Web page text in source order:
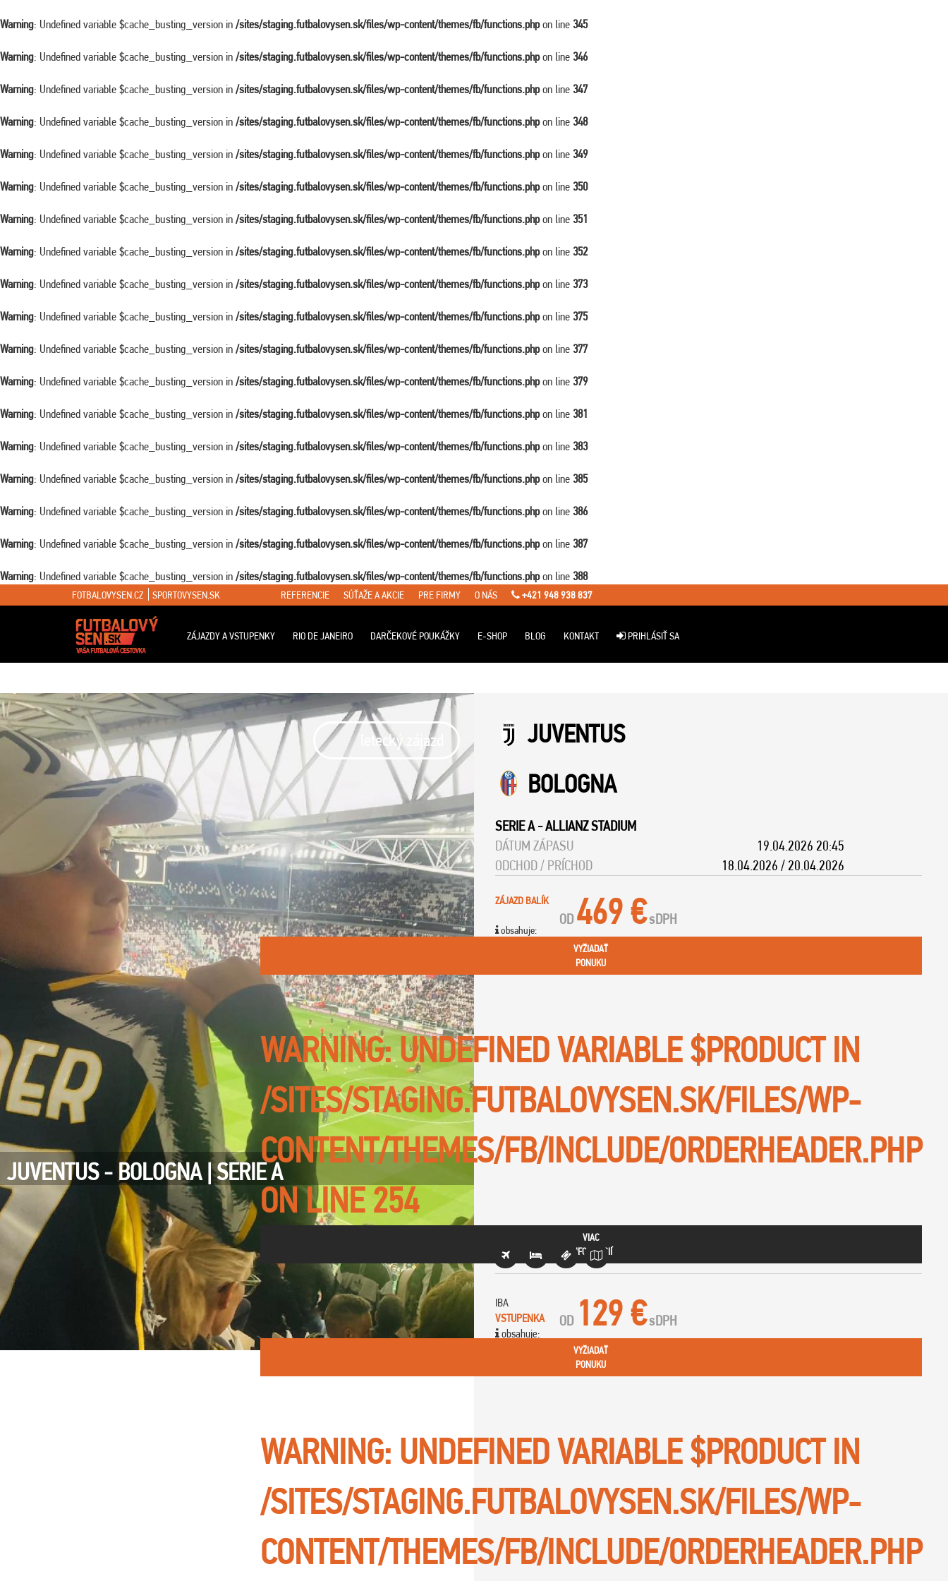
Warning: Undefined variable $cache_busting_version in /sites/staging.futbalovysen.sk/files/wp-content/themes/fb/functions.phpon line 345
Warning: Undefined variable $cache_busting_version in /sites/staging.futbalovysen.sk/files/wp-content/themes/fb/functions.phpon line 346
Warning: Undefined variable $cache_busting_version in /sites/staging.futbalovysen.sk/files/wp-content/themes/fb/functions.phpon line 347
Warning: Undefined variable $cache_busting_version in /sites/staging.futbalovysen.sk/files/wp-content/themes/fb/functions.phpon line 348
Warning: Undefined variable $cache_busting_version in /sites/staging.futbalovysen.sk/files/wp-content/themes/fb/functions.phpon line 349
Warning: Undefined variable $cache_busting_version in /sites/staging.futbalovysen.sk/files/wp-content/themes/fb/functions.phpon line 350
Warning: Undefined variable $cache_busting_version in /sites/staging.futbalovysen.sk/files/wp-content/themes/fb/functions.phpon line 351
Warning: Undefined variable $cache_busting_version in /sites/staging.futbalovysen.sk/files/wp-content/themes/fb/functions.phpon line 352
Warning: Undefined variable $cache_busting_version in /sites/staging.futbalovysen.sk/files/wp-content/themes/fb/functions.phpon line 373
Warning: Undefined variable $cache_busting_version in /sites/staging.futbalovysen.sk/files/wp-content/themes/fb/functions.phpon line 375
Warning: Undefined variable $cache_busting_version in /sites/staging.futbalovysen.sk/files/wp-content/themes/fb/functions.phpon line 377
Warning: Undefined variable $cache_busting_version in /sites/staging.futbalovysen.sk/files/wp-content/themes/fb/functions.phpon line 379
Warning: Undefined variable $cache_busting_version in /sites/staging.futbalovysen.sk/files/wp-content/themes/fb/functions.phpon line 381
Warning: Undefined variable $cache_busting_version in /sites/staging.futbalovysen.sk/files/wp-content/themes/fb/functions.phpon line 383
Warning: Undefined variable $cache_busting_version in /sites/staging.futbalovysen.sk/files/wp-content/themes/fb/functions.phpon line 385
Warning: Undefined variable $cache_busting_version in /sites/staging.futbalovysen.sk/files/wp-content/themes/fb/functions.phpon line 386
Warning: Undefined variable $cache_busting_version in /sites/staging.futbalovysen.sk/files/wp-content/themes/fb/functions.phpon line 387
Warning: Undefined variable $cache_busting_version in /sites/staging.futbalovysen.sk/files/wp-content/themes/fb/functions.phpon line 388
FOTBALOVYSEN.CZ SPORTOVYSEN.SK REFERENCIE SÚŤAŽE A AKCIE PRE FIRMY O NÁS +421 948 938 837
ZÁJAZDY A VSTUPENKY RIO DE JANEIRO DARČEKOVÉ POUKÁŽKY E-SHOP BLOG KONTAKT PRIHLÁSIŤ SA
: Attempt to read property "ID" on false in/sites/staging.futbalovysen.sk/files/wp-content/themes/fb/single-travel.phpon line 7
letecký zájazd
JUVENTUS - BOLOGNA | SERIE A
JUVENTUS
BOLOGNA
SERIE A-ALLIANZ STADIUM
DÁTUM ZÁPASU
19.04.2026 20:45
ODCHOD / PRÍCHOD
18.04.2026 / 20.04.2026
ZÁJAZD BALÍK
obsahuje:
OD 469 € sDPH
VYŽIADAŤ
PONUKU
WARNING: UNDEFINED VARIABLE $PRODUCT IN
/SITES/STAGING.FUTBALOVYSEN.SK/FILES/WP-
CONTENT/THEMES/FB/INCLUDE/ORDERHEADER.PHP
ON LINE 254
VIAC
INFORMÁCIÍ
IBA
VSTUPENKA
obsahuje:
OD 129 € sDPH
VYŽIADAŤ
PONUKU
WARNING: UNDEFINED VARIABLE $PRODUCT IN
/SITES/STAGING.FUTBALOVYSEN.SK/FILES/WP-
CONTENT/THEMES/FB/INCLUDE/ORDERHEADER.PHP